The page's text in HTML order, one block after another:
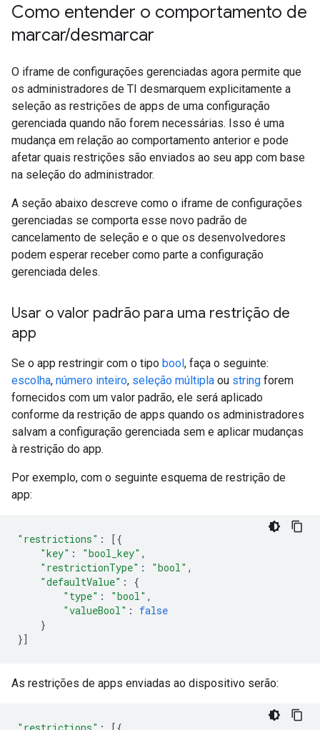
Como entender o comportamento de
marcar/desmarcar
O iframe de configurações gerenciadas agora permite que
os administradores de TI desmarquem explicitamente a
seleção as restrições de apps de uma configuração
gerenciada quando não forem necessárias. Isso é uma
mudança em relação ao comportamento anterior e pode
afetar quais restrições são enviados ao seu app com base
na seleção do administrador.
A seção abaixo descreve como o iframe de configurações
gerenciadas se comporta esse novo padrão de
cancelamento de seleção e o que os desenvolvedores
podem esperar receber como parte a configuração
gerenciada deles.
Usar o valor padrão para uma restrição de
app
Se o app restringir com o tipo bool, faça o seguinte:
escolha, número inteiro, seleção múltipla ou string forem
fornecidos com um valor padrão, ele será aplicado
conforme da restrição de apps quando os administradores
salvam a configuração gerenciada sem e aplicar mudanças
à restrição do app.
Por exemplo, com o seguinte esquema de restrição de
app:
"restrictions" :
[{
"key" : "bool_key" ,
"restrictionType" : "bool" ,
"defaultValue" :
{
"type" : "bool" ,
"valueBool" :
false
}
}]
As restrições de apps enviadas ao dispositivo serão: